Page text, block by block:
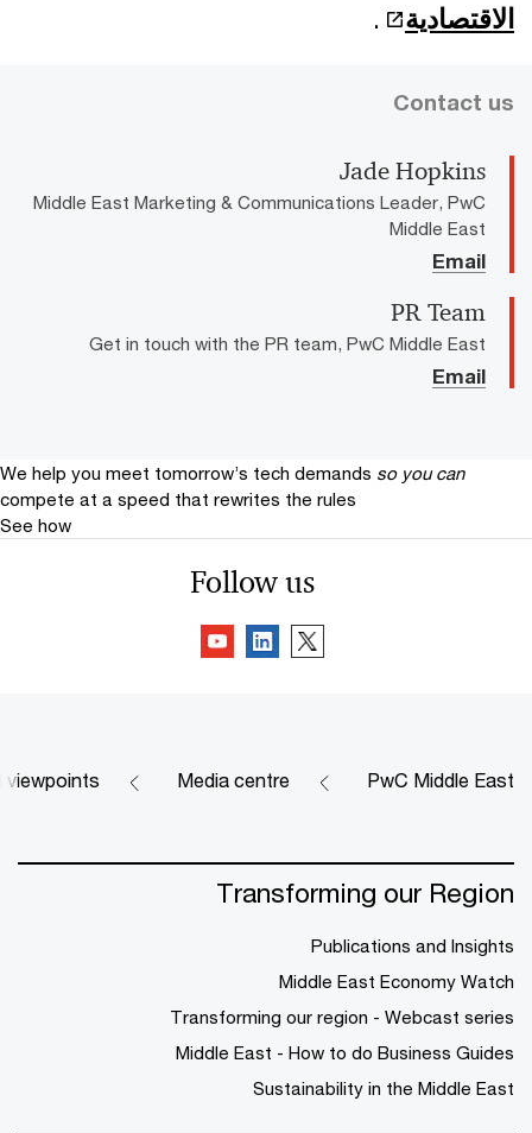
الاقتصادية
.
Contact us
Jade Hopkins
Middle East Marketing & Communications Leader, PwC
Middle East
Email
PR Team
Get in touch with the PR team, PwC Middle East
Email
We help you meet tomorrow’s tech demands so you can
compete at a speed that rewrites the rules
See how
Follow us
PwC Middle East
Media centre
viewpoints
Transforming our Region
Publications and Insights
Middle East Economy Watch
Transforming our region - Webcast series
Middle East - How to do Business Guides
Sustainability in the Middle East